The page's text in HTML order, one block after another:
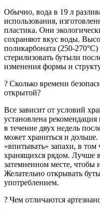
Обычно, вода в 19 л
использования,
пластика. Они
сохраняют вкус воды.
поликарбоната (250-
стерилизовать бутыли
изменения формы и
? Сколько времени
открытой?
Все зависит от условий
установлена
в течение двух недель
может храниться и
«впитывать» запахи, в том
хранящихся рядом. Лучше
затемненном месте, чтобы
Желательно открывать
употреблением.
? Чем отличаются